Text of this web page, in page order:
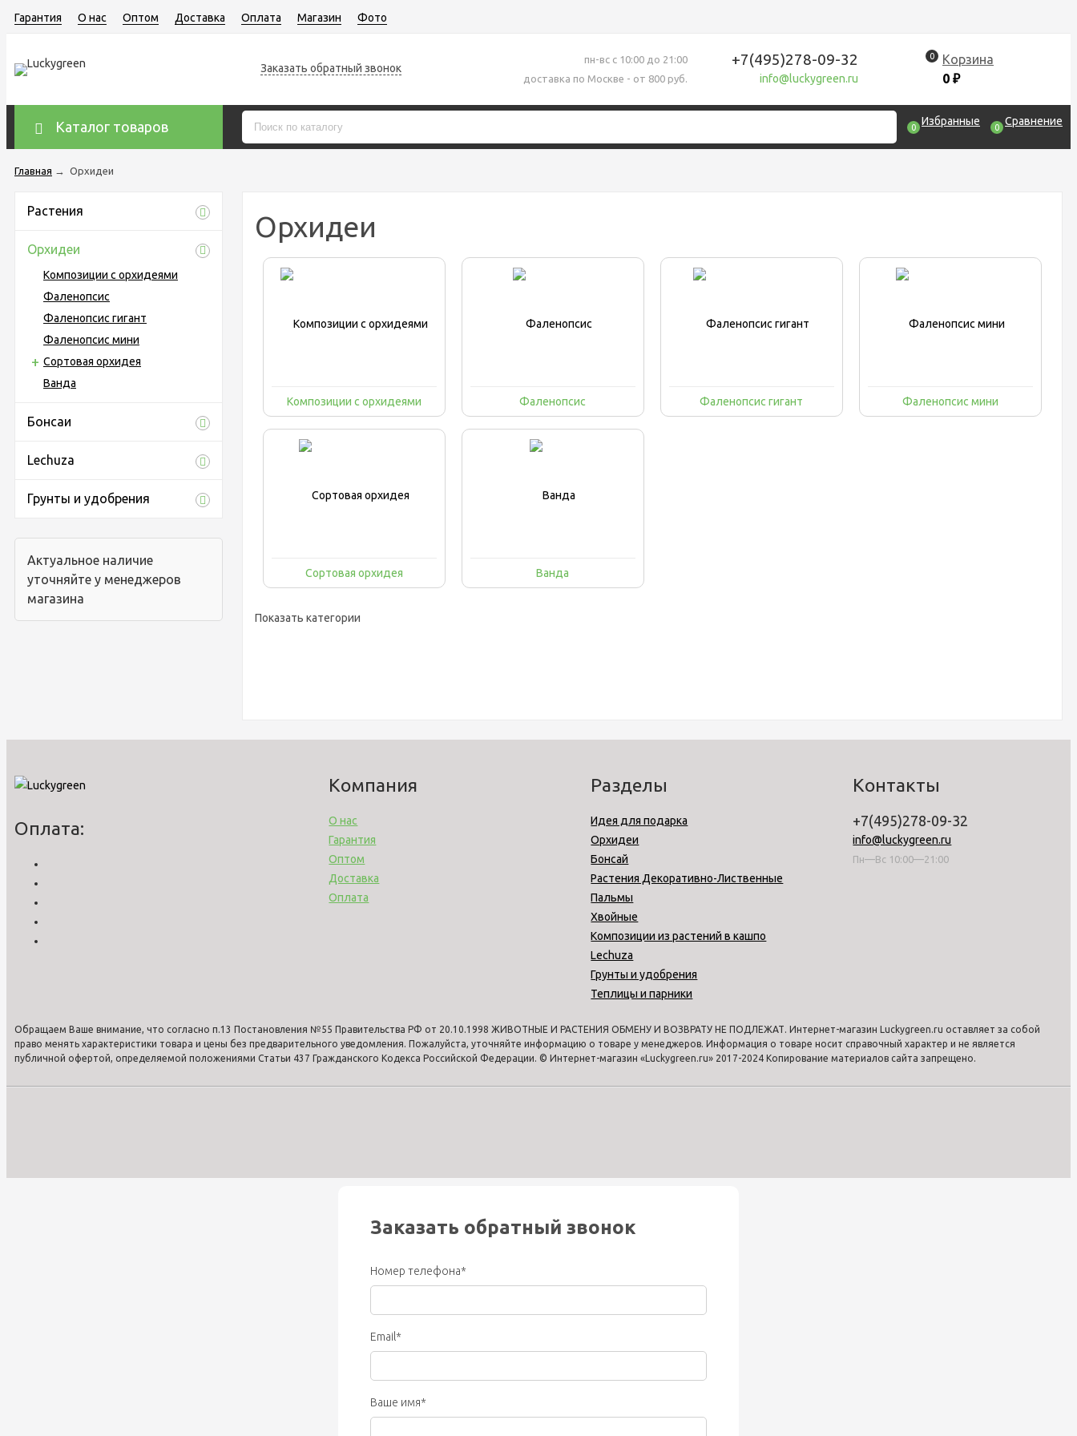
Гарантия О нас Оптом Доставка Оплата Магазин Фото
Заказать обратный звонок
пн-вс с 10:00 до 21:00
доставка по Москве - от 800 руб.
+7(495)278-09-32
info@luckygreen.ru
0
Корзина
0 ₽
Каталог товаров 0 Избранные 0 Сравнение
Главная → Орхидеи
Растения
Орхидеи
Композиции с орхидеями
Фаленопсис
Фаленопсис гигант
Фаленопсис мини
Сортовая орхидея
Ванда
Бонсаи
Lechuza
Грунты и удобрения
Актуальное наличие
уточняйте у менеджеров
магазина
Орхидеи
Композиции с орхидеями Фаленопсис Фаленопсис гигант Фаленопсис мини
Сортовая орхидея Ванда
Показать категории
Оплата:
Компания
О нас
Гарантия
Оптом
Доставка
Оплата
Разделы
Идея для подарка
Орхидеи
Бонсай
Растения Декоративно-Лиственные
Пальмы
Хвойные
Композиции из растений в кашпо
Lechuza
Грунты и удобрения
Теплицы и парники
Контакты
+7(495)278-09-32
info@luckygreen.ru
Пн—Вс 10:00—21:00
Обращаем Ваше внимание, что согласно п.13 Постановления №55 Правительства РФ от 20.10.1998 ЖИВОТНЫЕ И РАСТЕНИЯ ОБМЕНУ И ВОЗВРАТУ НЕ ПОДЛЕЖАТ. Интернет-магазин Luckygreen.ru оставляет за собой
право менять характеристики товара и цены без предварительного уведомления. Пожалуйста, уточняйте информацию о товаре у менеджеров. Информация о товаре носит справочный характер и не является
публичной офертой, определяемой положениями Статьи 437 Гражданского Кодекса Российской Федерации. © Интернет-магазин «Luckygreen.ru» 2017-2024 Копирование материалов сайта запрещено.
Заказать обратный звонок
Номер телефона*
Email*
Ваше имя*